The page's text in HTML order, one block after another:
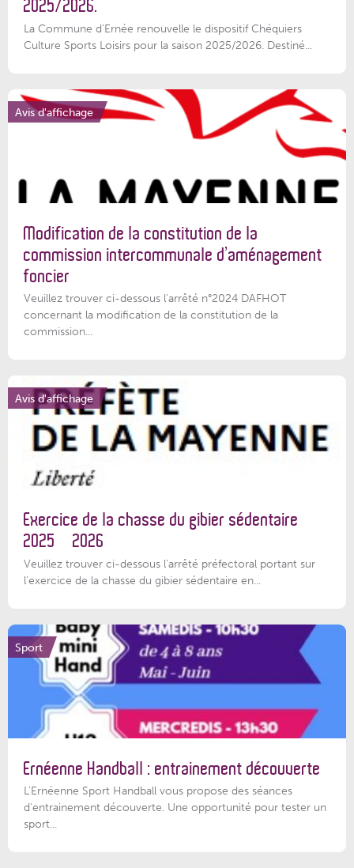
2025/2026.
La Commune d'Ernée renouvelle le dispositif Chéquiers
Culture Sports Loisirs pour la saison 2025/2026. Destiné...
Avis d'affichage
Modification de la constitution de la
commission intercommunale d’aménagement
foncier
Veuillez trouver ci-dessous l'arrêté n°2024 DAFHOT
concernant la modification de la constitution de la
commission...
Avis d'affichage
Exercice de la chasse du gibier sédentaire
2025 – 2026
Veuillez trouver ci-dessous l'arrêté préfectoral portant sur
l'exercice de la chasse du gibier sédentaire en...
Sport
Ernéenne Handball : entrainement découverte
L'Ernéenne Sport Handball vous propose des séances
d'entrainement découverte. Une opportunité pour tester un
sport...